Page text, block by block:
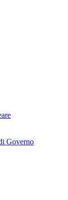
Governo